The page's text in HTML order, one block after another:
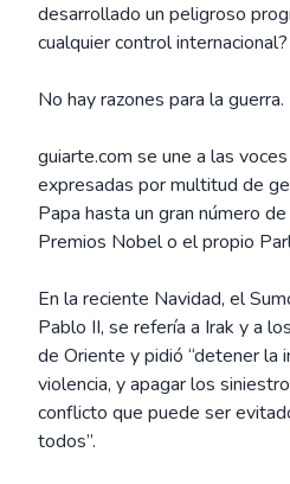
desarrollado un peligroso
cualquier control
No hay razones para la guerra.
guiarte.com se une a las
expresadas por multitud de
Papa hasta un gran número
Premios Nobel o el propio
En la reciente Navidad, el
Pablo II, se refería a Irak y a
de Oriente y pidió “detener la
violencia, y apagar los
conflicto que puede ser
todos”.